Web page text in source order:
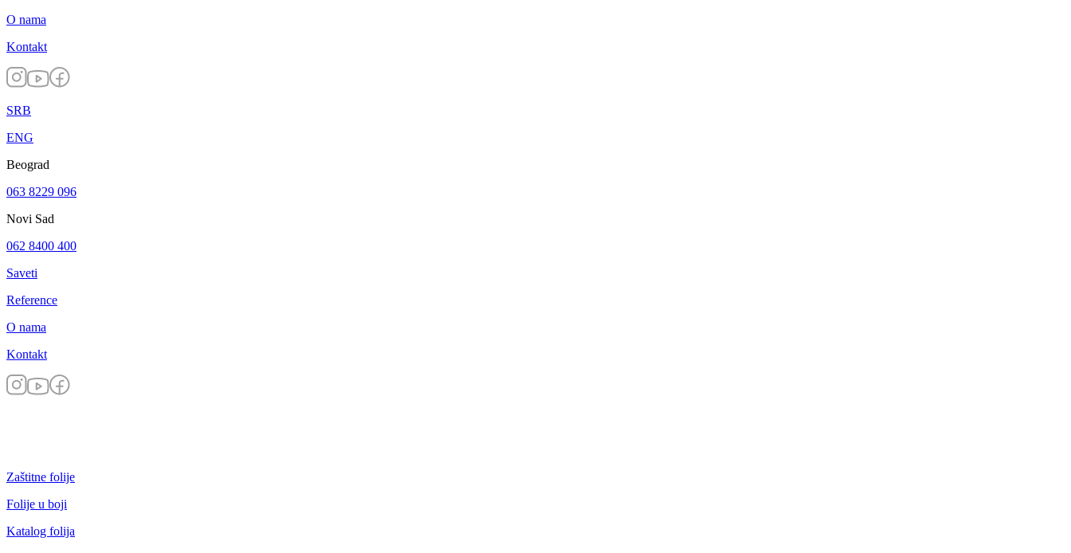
O nama
Kontakt
SRB
ENG
Beograd
063 8229 096
Novi Sad
062 8400 400
Saveti
Reference
O nama
Kontakt
Zaštitne folije
Folije u boji
Katalog folija